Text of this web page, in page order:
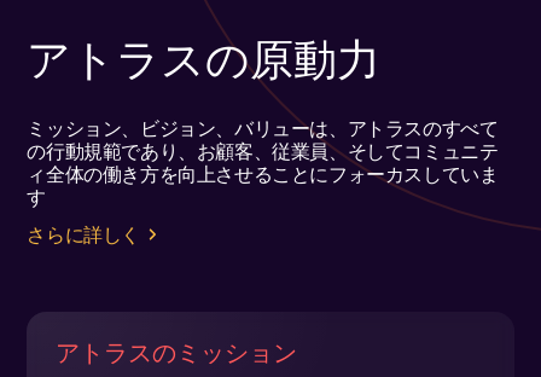
アトラスの原動力
ミッション、ビジョン、バリューは、アトラスのすべて
の行動規範であり、お顧客、従業員、そしてコミュニテ
ィ全体の働き方を向上させることにフォーカスしていま
す
さらに詳しく
アトラスのミッション